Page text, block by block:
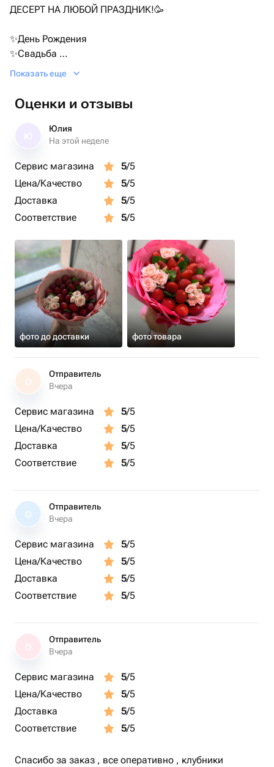
ДЕСЕРТ НА ЛЮБОЙ ПРАЗДНИК!🥳
✨День Рождения
✨Свадьба
✨Корпоратив
лакомства точно сделают этот день слаще…💔
Показать еще
Оценки и отзывы
Юлия
На этой неделе
Сервис магазина 5/5
Цена/Качество
5/5
Доставка
5/5
Соответствие
5/5
фото до доставки фото товара
О
Отправитель
Вчера
Сервис магазина 5/5
Цена/Качество
5/5
Доставка
5/5
Соответствие
5/5
О
Отправитель
Вчера
Сервис магазина 5/5
Цена/Качество
5/5
Доставка
5/5
Соответствие
5/5
Отправитель
Вчера
Сервис магазина 5/5
Цена/Качество
5/5
Доставка
5/5
Соответствие
5/5
Спасибо за заказ , все оперативно , клубники